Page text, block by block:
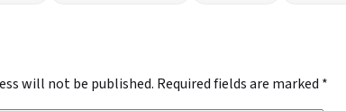
will not be published. Required fields are marked *